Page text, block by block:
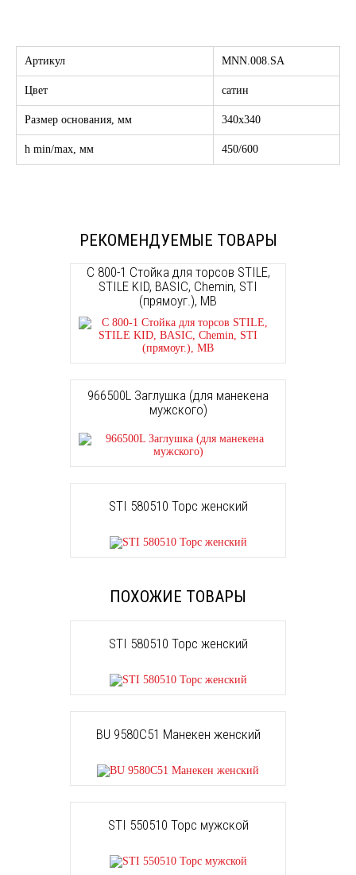
Артикул MNN.008.SA
Цвет сатин
Размер основания, мм 340x340
h min/max, мм 450/600
РЕКОМЕНДУЕМЫЕ ТОВАРЫ
С 800-1 Стойка для торсов STILE,
STILE KID, BASIC, Chemin, STI
(прямоуг.), МВ
966500L Заглушка (для манекена
мужского)
STI 580510 Торс женский
ПОХОЖИЕ ТОВАРЫ
STI 580510 Торс женский
BU 9580C51 Манекен женский
STI 550510 Торс мужской